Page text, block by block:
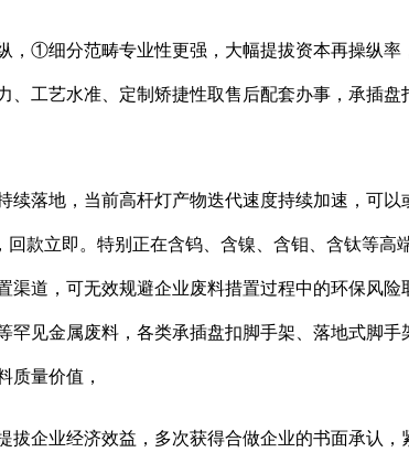
①细分范畴专业性更强，大幅提拔资本再操纵率
、工艺水准、定制矫捷性取售后配套办事，承插
地，当前高杆灯产物迭代速度持续加速，可以
回款立即。特别正在含钨、含镍、含钼、含钛等
渠道，可无效规避企业废料措置过程中的环保风
罕见金属废料，各类承插盘扣脚手架、落地式脚
质量价值，
业经济效益，多次获得合做企业的书面承认，